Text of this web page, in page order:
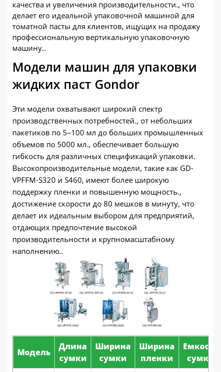
качества и увеличения производительности., что
делает его идеальной упаковочной машиной для
томатной пасты для клиентов, ищущих на продажу
профессиональную вертикальную упаковочную
машину..
Модели машин для упаковки
жидких паст Gondor
Эти модели охватывают широкий спектр
производственных потребностей., от небольших
пакетиков по 5–100 мл до больших промышленных
объемов по 5000 мл., обеспечивает большую
гибкость для различных спецификаций упаковки.
Высокопроизводительные модели, такие как GD-
VPFFM-S320 и S460, имеют более широкую
поддержку пленки и повышенную мощность.,
достижение скорости до 80 мешков в минуту, что
делает их идеальным выбором для предприятий,
отдающих предпочтение высокой
производительности и крупномасштабному
наполнению..
Модель
Длина
сумки
Ширина
сумки
Ширина
пленки
Емкость
сумки